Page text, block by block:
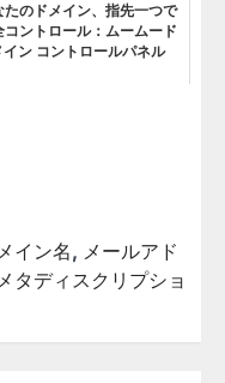
たのドメイン、指先一つで
コントロール：ムームード
イン コントロールパネル
イン名, メールアド
メタディスクリプショ